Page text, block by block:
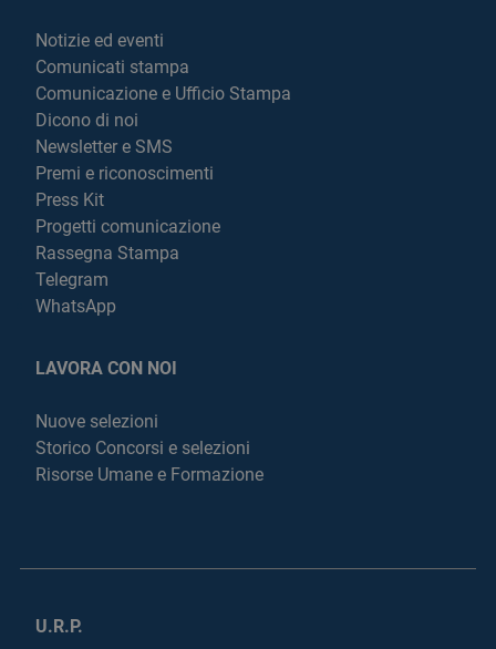
Notizie ed eventi
Comunicati stampa
Comunicazione e Ufficio Stampa
Dicono di noi
Newsletter e SMS
Premi e riconoscimenti
Press Kit
Progetti comunicazione
Rassegna Stampa
Telegram
WhatsApp
LAVORA CON NOI
Nuove selezioni
Storico Concorsi e selezioni
Risorse Umane e Formazione
U.R.P.